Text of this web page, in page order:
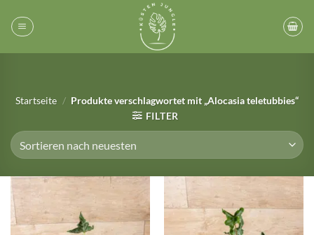
Inhalt
springen
Startseite / Produkte verschlagwortet mit „Alocasia teletubbies“
FILTER